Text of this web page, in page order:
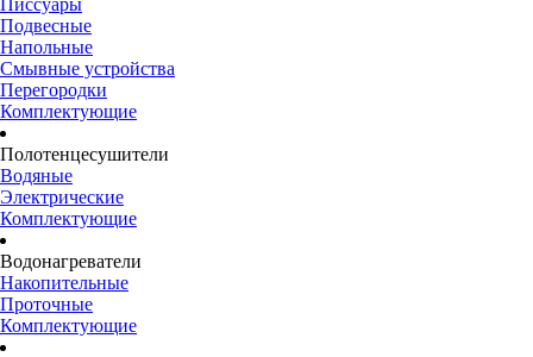
Писсуары
Подвесные
Напольные
Смывные устройства
Перегородки
Комплектующие
Полотенцесушители
Водяные
Электрические
Комплектующие
Водонагреватели
Накопительные
Проточные
Комплектующие